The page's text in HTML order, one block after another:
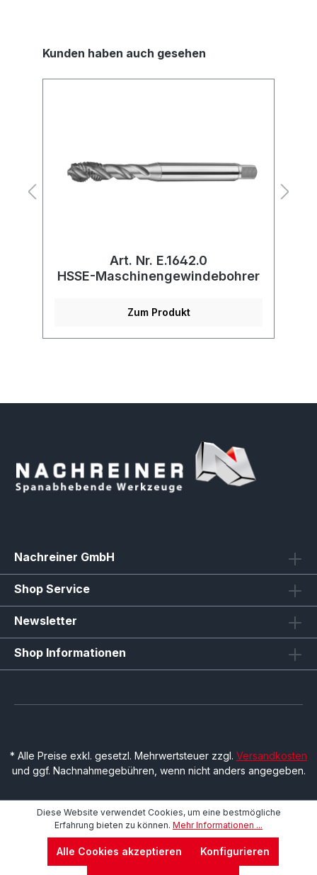
Kunden haben auch gesehen
Art. Nr. E.1642.0
HSSE-Maschinengewindebohrer
Zum Produkt
Nachreiner GmbH
Shop Service
Newsletter
Shop Informationen
* Alle Preise exkl. gesetzl. Mehrwertsteuer zzgl. Versandkosten
und ggf. Nachnahmegebühren, wenn nicht anders angegeben.
Diese Website verwendet Cookies, um eine bestmögliche
Erfahrung bieten zu können. Mehr Informationen ...
Alle Cookies akzeptieren Konfigurieren